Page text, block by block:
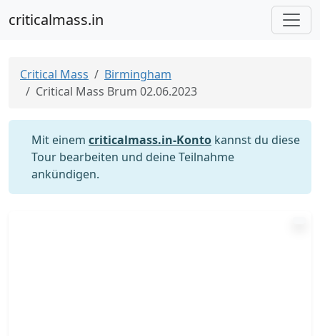
criticalmass.in
Critical Mass
Birmingham
Critical Mass Brum 02.06.2023
Mit einem criticalmass.in-Konto kannst du diese
Tour bearbeiten und deine Teilnahme
ankündigen.